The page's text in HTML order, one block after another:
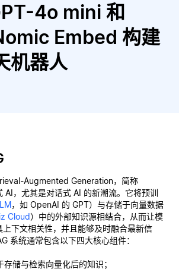
4o mini 和
Embed 构建
机器人
Augmented Generation，简称
AI，尤其是对话式 AI 的新潮流。它将预训
，如 OpenAI 的 GPT）与存储于向量数据
Cloud）中的外部知识源相结合，从而让模
上下文相关性，并且能够及时融合最新信
系统通常包含以下四大核心组件：
储与检索向量化后的知识；